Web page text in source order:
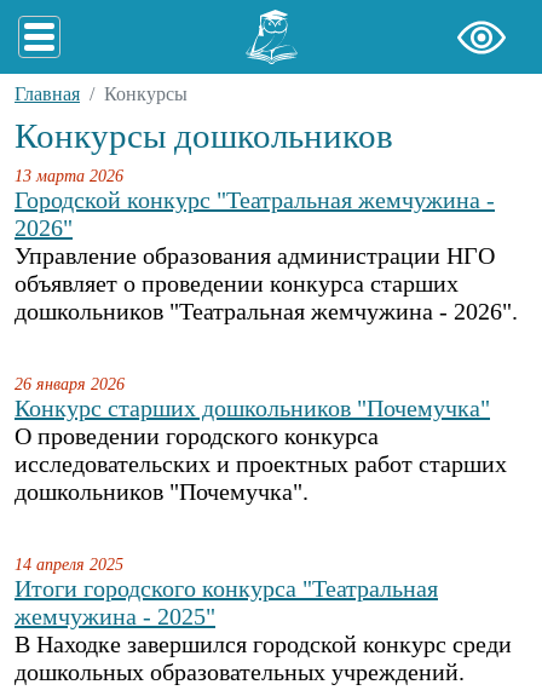
Главная Конкурсы
Конкурсы дошкольников
13 марта 2026
Городской конкурс "Театральная жемчужина -
2026"
Управление образования администрации НГО
объявляет о проведении конкурса старших
дошкольников "Театральная жемчужина - 2026".
26 января 2026
Конкурс старших дошкольников "Почемучка"
О проведении городского конкурса
исследовательских и проектных работ старших
дошкольников "Почемучка".
14 апреля 2025
Итоги городского конкурса "Театральная
жемчужина - 2025"
В Находке завершился городской конкурс среди
дошкольных образовательных учреждений.